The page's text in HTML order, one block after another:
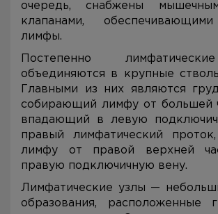
очередь, снабжены
клапанами,
лимфы.
Постепенно
объединяются в крупные
Главными из них являются
собирающий лимфу от большей
впадающий в левую
правый лимфатический
лимфу от правой верхней
правую подключичную вену.
Лимфатические узлы —
образования, расположенные